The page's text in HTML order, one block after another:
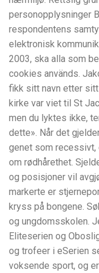
personopplysninger
respondentens
elektronisk
2003, ska alla som
cookies används.
fikk sitt navn etter
kirke var viet til St
men du lyktes ikke,
dette». Når det
genet som recessivt,
om rødhårethet.
og posisjoner vil
markerte er
kryss på bongene.
og ungdomsskolen.
Eliteserien og
og trofeer i eSerien
voksende sport, og